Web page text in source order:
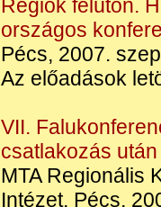
Régiók félúton.
országos
Pécs, 2007.
Az előadások
VII.
csatlakozás után
MTA Regionális
Intézet, Pécs,